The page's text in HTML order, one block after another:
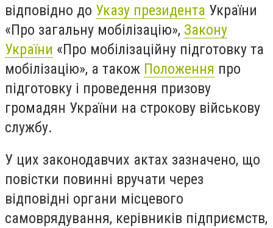
відповідно до Указу президента України
«Про загальну мобілізацію», Закону
України «Про мобілізаційну підготовку та
мобілізацію», а також Положення про
підготовку і проведення призову
громадян України на строкову військову
службу.
У цих законодавчих актах зазначено, що
повістки повинні вручати через
відповідні органи місцевого
самоврядування, керівників підприємств,